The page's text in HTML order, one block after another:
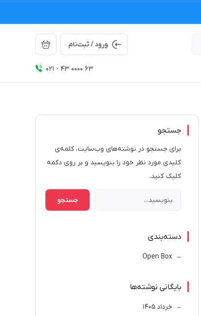
ورود / ثبت‌نام
021 - 43 0000 63
جستجو
برای جستجو در نوشته‌های وب‌سایت، کلمه‌ی
کلیدی مورد نظر خود را بنویسید و بر روی دکمه
کلیک کنید.
جستجو
دسته‌بندی
Open Box
بایگانی نوشته‌ها
خرداد 1405